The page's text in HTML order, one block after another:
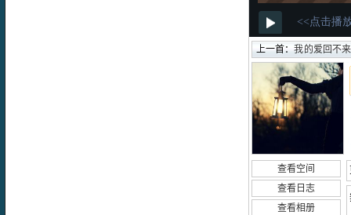
上一首：我的爱回不
查看空间
查看日志
查看相册